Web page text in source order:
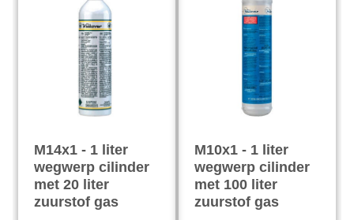
M14x1 - 1 liter
wegwerp cilinder
met 20 liter
zuurstof gas
M10x1 - 1 liter
wegwerp cilinder
met 100 liter
zuurstof gas